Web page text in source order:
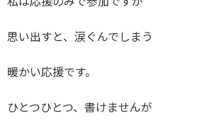
私は応援のみで参加ですが
思い出すと、涙ぐんでしまう
暖かい応援です。
ひとつひとつ、書けませんが